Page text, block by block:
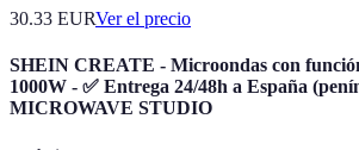
30.33 EURVer el precio
SHEIN CREATE - Microondas con
1000W - ✅ Entrega 24/48h a España
MICROWAVE STUDIO